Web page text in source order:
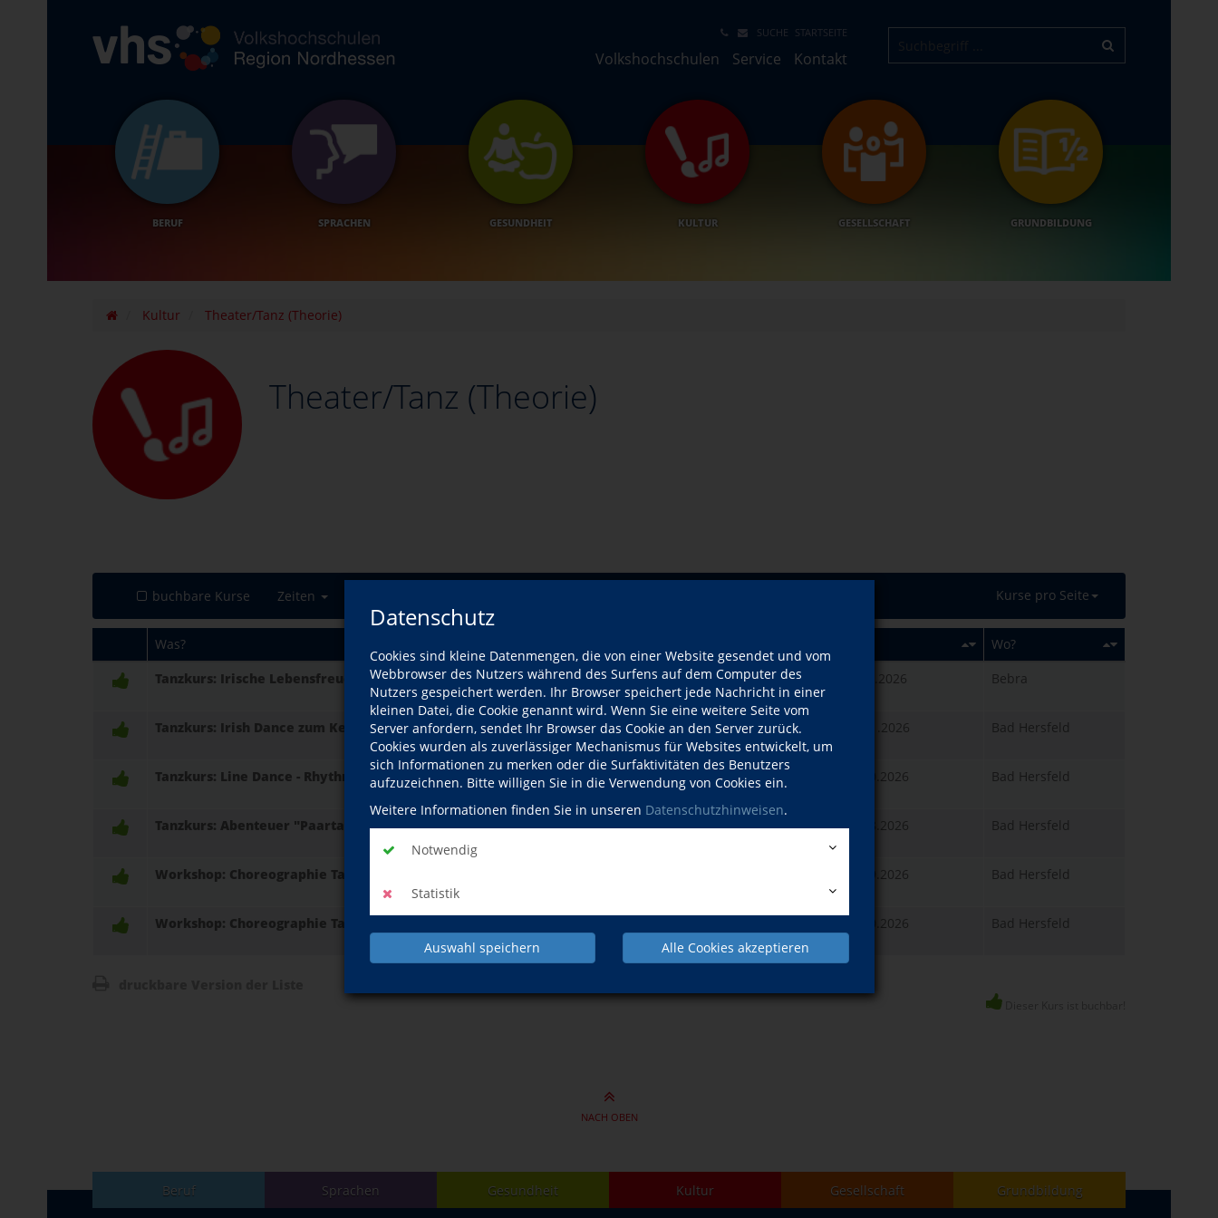
Datenschutz
Cookies sind kleine Datenmengen, die von einer Website gesendet und vom
Webbrowser des Nutzers während des Surfens auf dem Computer des
Nutzers gespeichert werden. Ihr Browser speichert jede Nachricht in einer
kleinen Datei, die Cookie genannt wird. Wenn Sie eine weitere Seite vom
Server anfordern, sendet Ihr Browser das Cookie an den Server zurück.
Cookies wurden als zuverlässiger Mechanismus für Websites entwickelt, um
sich Informationen zu merken oder die Surfaktivitäten des Benutzers
aufzuzeichnen. Bitte willigen Sie in die Verwendung von Cookies ein.
Weitere Informationen finden Sie in unseren Datenschutzhinweisen.
Notwendig
Statistik
Auswahl speichern Alle Cookies akzeptieren
SUCHE STARTSEITE
Volkshochschulen Service Kontakt
BERUF SPRACHEN GESUNDHEIT KULTUR GESELLSCHAFT GRUNDBILDUNG
Kultur Theater/Tanz (Theorie)
Theater/Tanz (Theorie)
buchbare Kurse Zeiten Kurse pro Seite
Was?
Wo?
Tanzkurs: Irische Lebensfreude erleben – Cèili-Tanz für Einsteiger
Di., 27.10.2026
19:00 Uhr
Bebra
Tanzkurs: Irish Dance zum Kennenlernen Mi., 25.11.2026
18:00 Uhr
Bad Hersfeld
Tanzkurs: Line Dance - Rhythmus und Fitness inklusive So., 25.10.2026 Bad Hersfeld
Tanzkurs: Abenteuer "Paartanz" So., 23.08.2026
11:00 Uhr
Bad Hersfeld
Workshop: Choreographie Tanzen "Ü 50" ohne Partner Sa., 26.09.2026
15:30 Uhr
Bad Hersfeld
Workshop: Choreographie Tanzen "Ü 50" ohne Partner Sa., 31.10.2026
15:30 Uhr
Bad Hersfeld
NACH OBEN
Beruf Sprachen Gesundheit Kultur Gesellschaft Grundbildung